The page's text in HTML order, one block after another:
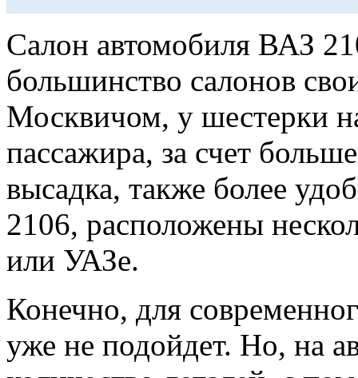
Салон автомобиля ВАЗ
большинство салонов
Москвичом, у шестерки
пассажира, за счет
высадка, также более
2106, расположены
или УАЗе.
Конечно, для
уже не подойдет. Но, на